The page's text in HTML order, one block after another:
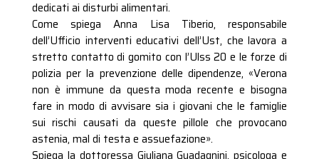
dedicati ai disturbi alimentari.
Come spiega Anna Lisa Tiberio, responsabile
dell’Ufficio interventi educativi dell’Ust, che lavora a
stretto contatto di gomito con l’Ulss 20 e le forze di
polizia per la prevenzione delle dipendenze, «Verona
non è immune da questa moda recente e bisogna
fare in modo di avvisare sia i giovani che le famiglie
sui rischi causati da queste pillole che provocano
astenia, mal di testa e assuefazione».
Spiega la dottoressa Giuliana Guadagnini, psicologa e